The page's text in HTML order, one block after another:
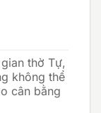
thờ Tự,
không thể
cân bằng